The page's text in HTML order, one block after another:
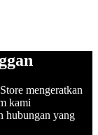
mengeratkan
kami
hubungan yang